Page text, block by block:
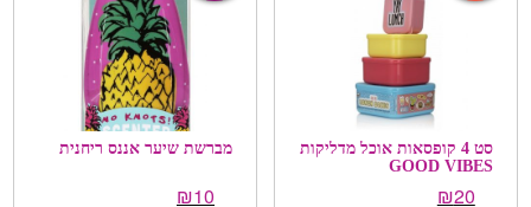
מברשת שיער אננס ריחנית
10
₪
סט 4 קופסאות אוכל מדליקות
GOOD VIBES
20
₪